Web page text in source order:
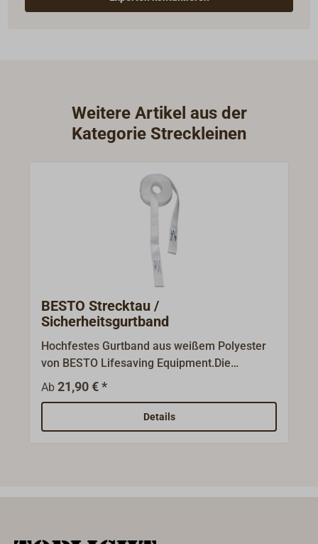
Weitere Artikel aus der
Kategorie Streckleinen
BESTO Strecktau /
Sicherheitsgurtband
Hochfestes Gurtband aus weißem Polyester
von BESTO Lifesaving Equipment.Die
Gurtbänder werden an Deck gespannt, so
dass sich die Besatzung bei jedem Wetter mit
dem Lifebelt sichern kann und ein freies
Bewegen an Deck möglich ist.Zum Befestigen
Ab21,90 € *
Details